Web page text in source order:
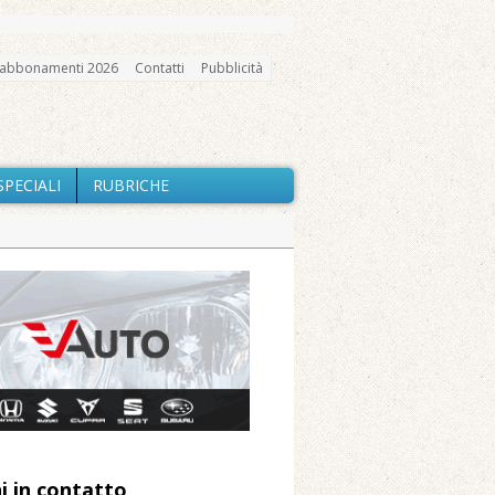
2026 Contatti Pubblicità
RUBRICHE
Marazzato
«Misura precauzionale e
della Pro Loco